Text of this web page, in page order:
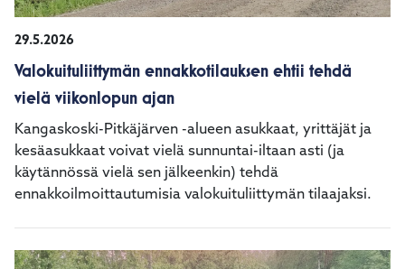
29.5.2026
Valokuituliittymän ennakkotilauksen ehtii tehdä
vielä viikonlopun ajan
Kangaskoski-Pitkäjärven -alueen asukkaat, yrittäjät ja
kesäasukkaat voivat vielä sunnuntai-iltaan asti (ja
käytännössä vielä sen jälkeenkin) tehdä
ennakkoilmoittautumisia valokuituliittymän tilaajaksi.